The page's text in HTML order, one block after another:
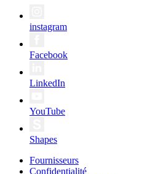
instagram
Facebook
LinkedIn
YouTube
Shapes
Fournisseurs
Confidentialité